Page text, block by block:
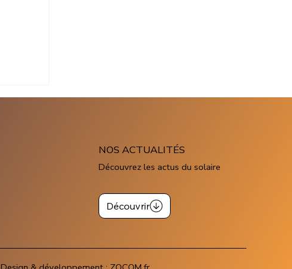
NOS ACTUALITÉS
Découvrez les actus du solaire
Découvrir